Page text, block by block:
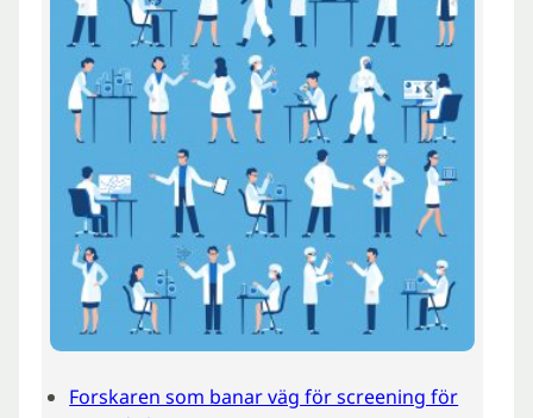
Forskaren som banar väg för screening för